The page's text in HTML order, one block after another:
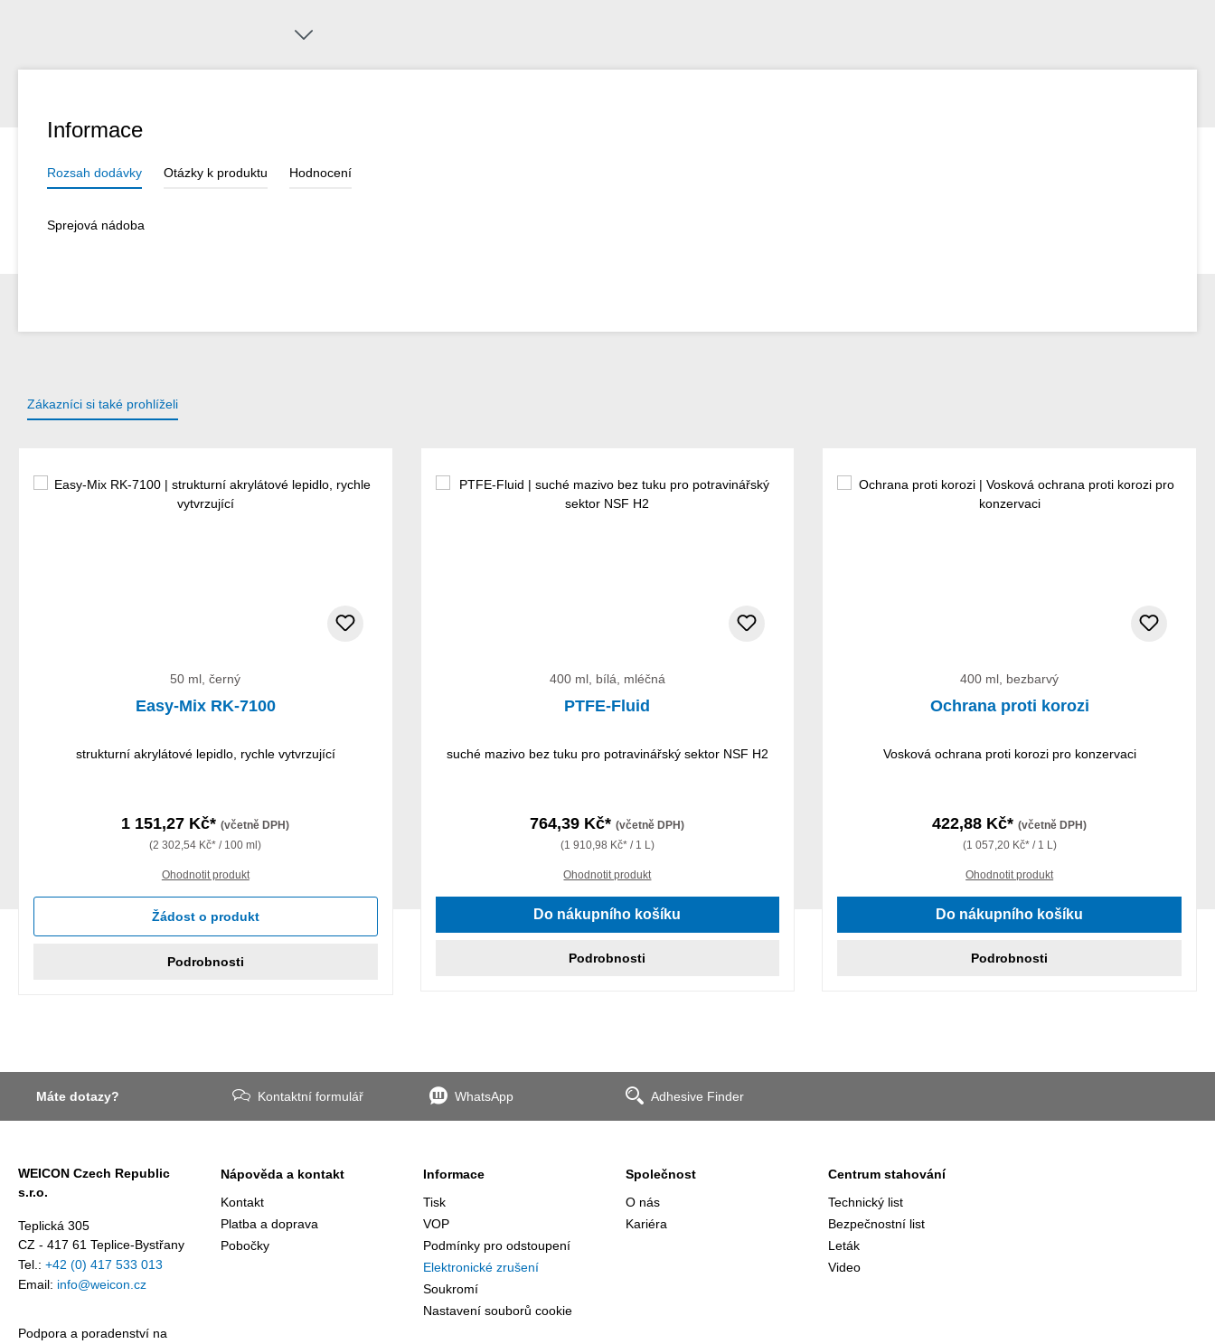
Informace
Rozsah dodávky Otázky k produktu Hodnocení
Sprejová nádoba
Zákazníci si také prohlíželi
50 ml, černý
Easy-Mix RK-7100
strukturní akrylátové lepidlo, rychle vytvrzující
1 151,27 Kč*(včetně DPH)
(2 302,54 Kč* / 100 ml)
Ohodnotit produkt
Žádost o produkt
Podrobnosti
400 ml, bílá, mléčná
PTFE-Fluid
suché mazivo bez tuku pro potravinářský sektor NSF H2
764,39 Kč*(včetně DPH)
(1 910,98 Kč* / 1 L)
Ohodnotit produkt
Do nákupního košíku
Podrobnosti
400 ml, bezbarvý
Ochrana proti korozi
Vosková ochrana proti korozi pro konzervaci
422,88 Kč*(včetně DPH)
(1 057,20 Kč* / 1 L)
Ohodnotit produkt
Do nákupního košíku
Podrobnosti
Máte dotazy? Kontaktní formulář WhatsApp Adhesive Finder
WEICON Czech Republic
s.r.o.
Teplická 305
CZ - 417 61 Teplice-Bystřany
Tel.: +42 (0) 417 533 013
Email: info@weicon.cz
Podpora a poradenství na
Nápověda a kontakt
Kontakt
Platba a doprava
Pobočky
Informace
Tisk
VOP
Podmínky pro odstoupení
Elektronické zrušení
Soukromí
Nastavení souborů cookie
Společnost
O nás
Kariéra
Centrum stahování
Technický list
Bezpečnostní list
Leták
Video